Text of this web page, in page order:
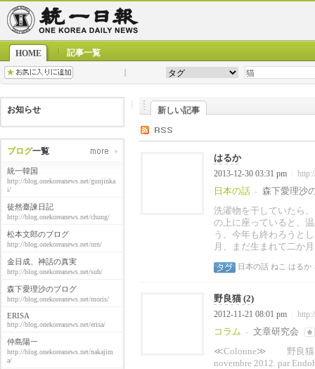
HOME 記事一覧
お知らせ
ブログ一覧
統一韓国
http://blog.onekoreanews.net/gunjinka
i/
徒然臺諫日記
http://blog.onekoreanews.net/chung/
松本文郎のブログ
http://blog.onekoreanews.net/nrn/
金日成、神話の真実
http://blog.onekoreanews.net/suh/
森下愛理沙のブログ
http://blog.onekoreanews.net/moris/
ERISA
http://blog.onekoreanews.net/erisa/
仲島陽一
http://blog.onekoreanews.net/nakajim
a/
新しい記事
はるか
2013-12-30 03:31 pm
日本の話 -
森下愛理沙
洗濯物を干していたら
の上に座っていると、
う、今年も終わろうと
月、まだ生まれて二か
日本の話 ねこ はるか
野良猫 (2)
2012-11-21 08:01 pm
コラム -
文章研究会
novembre